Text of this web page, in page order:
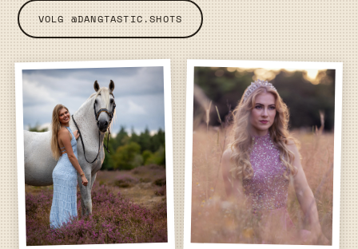
VOLG @DANGTASTIC.SHOTS